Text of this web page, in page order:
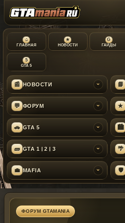
⌂
ГЛАВНАЯ
★
НОВОСТИ
G
ГАЙДЫ
5
GTA 5
📰 НОВОСТИ › 📘
💬 ФОРУМ › ★
🚗 GTA 5 › 🏙
🧱 GTA 1 | 2 | 3 › 🌴
💼 MAFIA › 🛡
ФОРУМ GTAMANIA